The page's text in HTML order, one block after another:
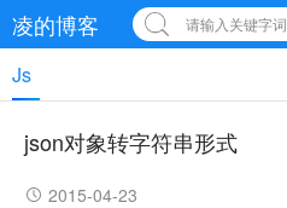
凌的博客 请输入关键字词
Js
json对象转字符串形式
2015-04-23